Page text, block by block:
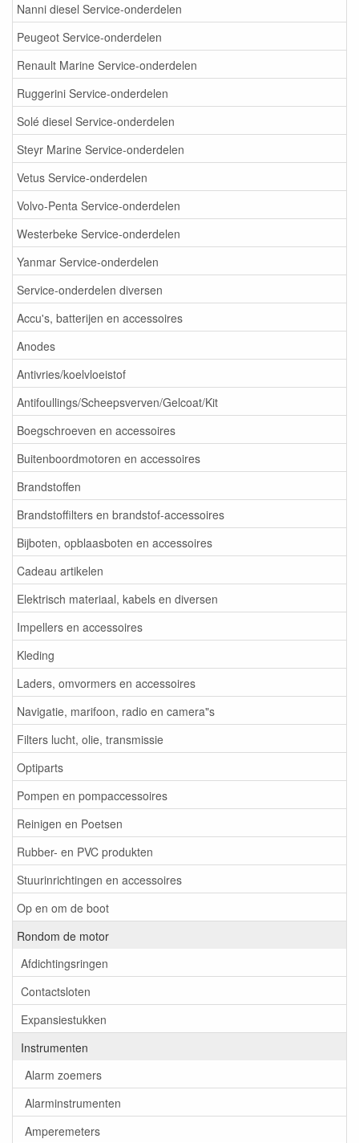
Nanni diesel Service-onderdelen
Peugeot Service-onderdelen
Renault Marine Service-onderdelen
Ruggerini Service-onderdelen
Solé diesel Service-onderdelen
Steyr Marine Service-onderdelen
Vetus Service-onderdelen
Volvo-Penta Service-onderdelen
Westerbeke Service-onderdelen
Yanmar Service-onderdelen
Service-onderdelen diversen
Accu's, batterijen en accessoires
Anodes
Antivries/koelvloeistof
Antifoullings/Scheepsverven/Gelcoat/Kit
Boegschroeven en accessoires
Buitenboordmotoren en accessoires
Brandstoffen
Brandstoffilters en brandstof-accessoires
Bijboten, opblaasboten en accessoires
Cadeau artikelen
Elektrisch materiaal, kabels en diversen
Impellers en accessoires
Kleding
Laders, omvormers en accessoires
Navigatie, marifoon, radio en camera"s
Filters lucht, olie, transmissie
Optiparts
Pompen en pompaccessoires
Reinigen en Poetsen
Rubber- en PVC produkten
Stuurinrichtingen en accessoires
Op en om de boot
Rondom de motor
Afdichtingsringen
Contactsloten
Expansiestukken
Instrumenten
Alarm zoemers
Alarminstrumenten
Amperemeters